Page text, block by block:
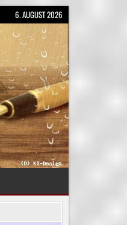
6. AUGUST 2026